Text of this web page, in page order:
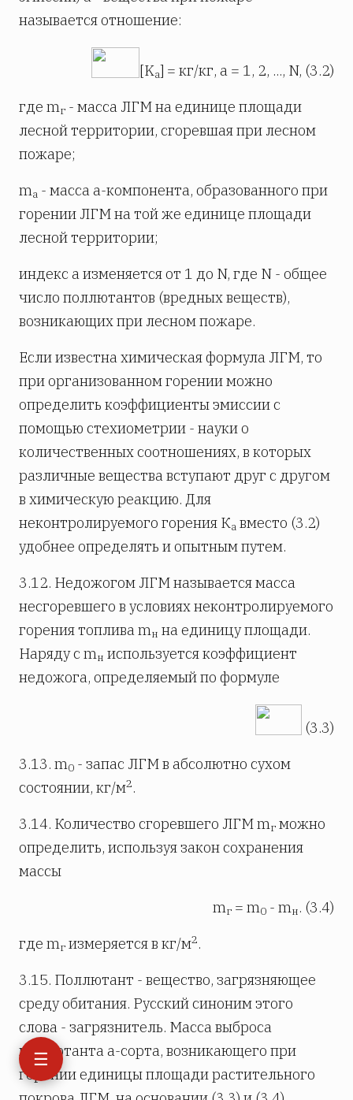
☰
называется отношение:
[Ka] = кг/кг, a = 1, 2, ..., N, (3.2)
где mг - масса ЛГМ на единице площади
лесной территории, сгоревшая при лесном
пожаре;
ma - масса a-компонента, образованного при
горении ЛГМ на той же единице площади
лесной территории;
индекс a изменяется от 1 до N, где N - общее
число поллютантов (вредных веществ),
возникающих при лесном пожаре.
Если известна химическая формула ЛГМ, то
при организованном горении можно
определить коэффициенты эмиссии с
помощью стехиометрии - науки о
количественных соотношениях, в которых
различные вещества вступают друг с другом
в химическую реакцию. Для
неконтролируемого горения Кa вместо (3.2)
удобнее определять и опытным путем.
3.12. Недожогом ЛГМ называется масса
несгоревшего в условиях неконтролируемого
горения топлива mн на единицу площади.
Наряду с mн используется коэффициент
недожога, определяемый по формуле
(3.3)
3.13. m0 - запас ЛГМ в абсолютно сухом
состоянии, кг/м2.
3.14. Количество сгоревшего ЛГМ mг можно
определить, используя закон сохранения
массы
mг = m0 - mн. (3.4)
где mг измеряется в кг/м2.
3.15. Поллютант - вещество, загрязняющее
среду обитания. Русский синоним этого
слова - загрязнитель. Масса выброса
поллютанта a-сорта, возникающего при
горении единицы площади растительного